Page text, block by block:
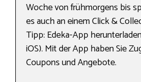
Woche von frühmorgens bis
es auch an einem Click &
Tipp: Edeka-App
iOS). Mit der App haben Sie
Coupons und Angebote.